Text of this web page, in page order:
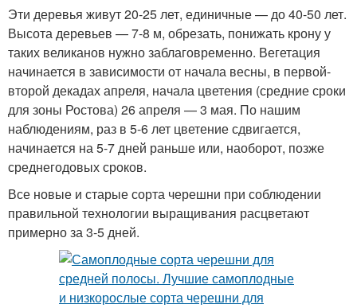
Эти деревья живут 20-25 лет, единичные — до 40-50 лет.
Высота деревьев — 7-8 м, обрезать, понижать крону у
таких великанов нужно заблаговременно. Вегетация
начинается в зависимости от начала весны, в первой-
второй декадах апреля, начала цветения (средние сроки
для зоны Ростова) 26 апреля — 3 мая. По нашим
наблюдениям, раз в 5-6 лет цветение сдвигается,
начинается на 5-7 дней раньше или, наоборот, позже
среднегодовых сроков.
Все новые и старые сорта черешни при соблюдении
правильной технологии выращивания расцветают
примерно за 3-5 дней.